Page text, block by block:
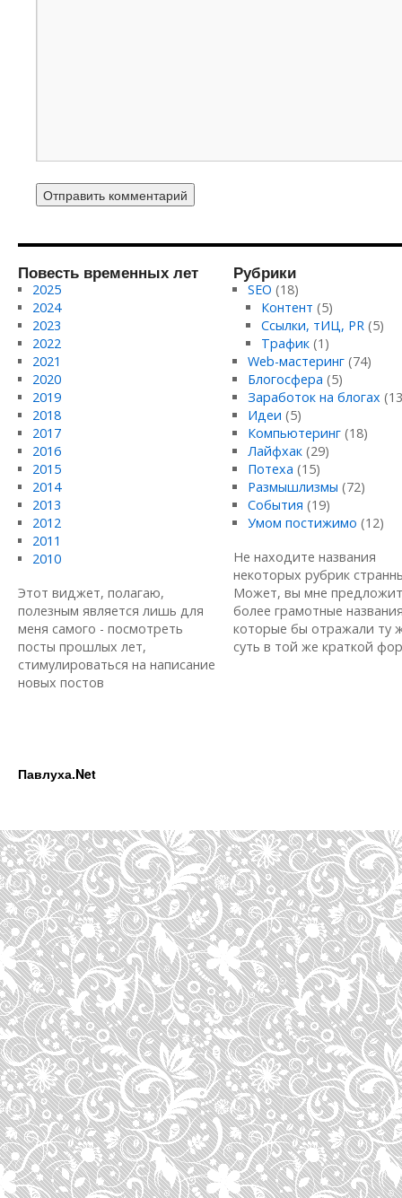
Повесть временных лет
2025
2024
2023
2022
2021
2020
2019
2018
2017
2016
2015
2014
2013
2012
2011
2010
Этот виджет, полагаю,
полезным является лишь для
меня самого - посмотреть
посты прошлых лет,
стимулироваться на написание
новых постов
Рубрики
SEO (18)
Контент (5)
Ссылки, тИЦ, PR (5)
Трафик (1)
Web-мастеринг(74)
Блогосфера (5)
Заработок на блогах
Идеи (5)
Компьютеринг(18)
Лайфхак(29)
Потеха (15)
Размышлизмы (72)
События (19)
Умом постижимо (12)
Не находите названия
некоторых рубрик
Может, вы мне
более грамотные
которые бы отражали ту
суть в той же краткой
Павлуха.Net